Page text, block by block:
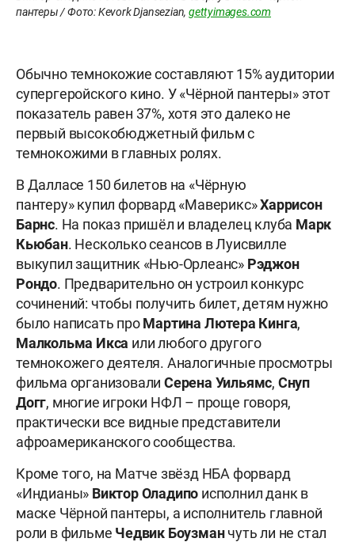
пантеры / Фото: Kevork Djansezian,gettyimages.com
Обычно темнокожие составляют 15% аудитории
супергеройского кино. У «Чёрной пантеры» этот
показатель равен 37%, хотя это далеко не
первый высокобюджетный фильм с
темнокожими в главных ролях.
В Далласе 150 билетов на «Чёрную
пантеру» купил форвард «Маверикс»Харрисон
Барнс. На показ пришёл и владелец клуба Марк
Кьюбан. Несколько сеансов в Луисвилле
выкупил защитник «Нью-Орлеанс» Рэджон
Рондо. Предварительно он устроил конкурс
сочинений: чтобы получить билет, детям нужно
было написать проМартина Лютера Кинга,
Малкольма Икса или любого другого
темнокожего деятеля. Аналогичные просмотры
фильма организовалиСерена Уильямс, Снуп
Догг, многие игроки НФЛ – проще говоря,
практически все видные представители
афроамериканского сообщества.
Кроме того, на Матче звёзд НБА форвард
«Индианы» Виктор Оладипо исполнил данк в
маске Чёрной пантеры, а исполнитель главной
роли в фильме Чедвик Боузманчуть ли не стал